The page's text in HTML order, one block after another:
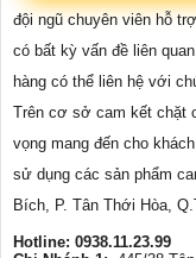
đội ngũ chuyên viên hỗ
có bất kỳ vấn đề liên
hàng có thể liên hệ với
Trên cơ sở cam kết chặt
vọng mang đến cho
sử dụng các sản phẩm
Bích, P. Tân Thới Hòa,
Hotline: 0938.11.23.99